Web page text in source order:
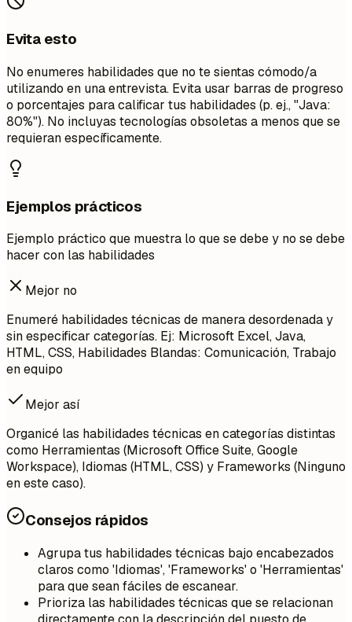
Evita esto
No enumeres habilidades que no te sientas cómodo/a
utilizando en una entrevista. Evita usar barras de progreso
o porcentajes para calificar tus habilidades (p. ej., "Java:
80%"). No incluyas tecnologías obsoletas a menos que se
requieran específicamente.
Ejemplos prácticos
Ejemplo práctico que muestra lo que se debe y no se debe
hacer con las habilidades
Mejor no
Enumeré habilidades técnicas de manera desordenada y
sin especificar categorías. Ej: Microsoft Excel, Java,
HTML, CSS, Habilidades Blandas: Comunicación, Trabajo
en equipo
Mejor así
Organicé las habilidades técnicas en categorías distintas
como Herramientas (Microsoft Office Suite, Google
Workspace), Idiomas (HTML, CSS) y Frameworks (Ninguno
en este caso).
Consejos rápidos
Agrupa tus habilidades técnicas bajo encabezados
claros como 'Idiomas', 'Frameworks' o 'Herramientas'
para que sean fáciles de escanear.
Prioriza las habilidades técnicas que se relacionan